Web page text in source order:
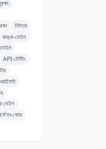
গিটহাব
জাঙ্ক-মেইল
API-টেস্টিং
মেইল
কোড